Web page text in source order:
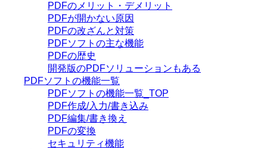
PDFのメリット・デメリット
PDFが開かない原因
PDFの改ざんと対策
PDFソフトの主な機能
PDFの歴史
開発版のPDFソリューションもある
PDFソフトの機能一覧
PDFソフトの機能一覧_TOP
PDF作成/入力/書き込み
PDF編集/書き換え
PDFの変換
セキュリティ機能